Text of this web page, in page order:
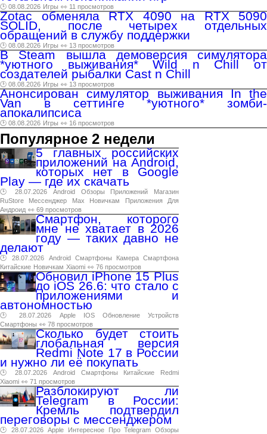
🕑 08.08.2026 Игры 👀 11 просмотров
Zotac обменяла RTX 4090 на RTX 5090
SOLID, после четырех отдельных
обращений в службу поддержки
🕑 08.08.2026 Игры 👀 13 просмотров
В Steam вышла демоверсия симулятора
*уютного выживания* Wild n Chill от
создателей рыбалки Cast n Chill
🕑 08.08.2026 Игры 👀 13 просмотров
Анонсирован симулятор выживания In the
Van в сеттинге *уютного* зомби-
апокалипсиса
🕑 08.08.2026 Игры 👀 16 просмотров
Популярное 2 недели
5 главных российских
приложений на Android,
которых нет в Google
Play — где их скачать
🕑 28.07.2026 Android Обзоры Приложений
Магазин
RuStore
Мессенджер Max Новичкам Приложения
Для
Андроид 👀 69 просмотров
Смартфон, которого
мне не хватает в 2026
году — таких давно не
делают
🕑 28.07.2026 Android Смартфоны Камера Смартфона
Китайские Новичкам Xiaomi 👀 76 просмотров
Обновил iPhone 15 Plus
до iOS 26.6: что стало с
приложениями и
автономностью
🕑 28.07.2026 Apple IOS Обновление
Устройств
Смартфоны 👀 78 просмотров
Сколько будет стоить
глобальная версия
Redmi Note 17 в России
и нужно ли её покупать
🕑 28.07.2026 Android Смартфоны Китайские
Redmi
Xiaomi 👀 71 просмотров
Разблокируют ли
Telegram в России:
Кремль подтвердил
переговоры с мессенджером
🕑 28.07.2026 Apple Интересное Про Telegram Обзоры